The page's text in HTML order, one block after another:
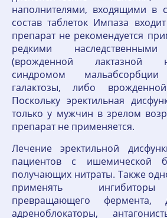
наполнителями, входящими в
состав таблеток Импаза
препарат не рекомендуется
редкими наследственными
(врожденной лактазной
синдромом
галактозы, либо врожденной
Поскольку эректильная
только у мужчин в зрелом
препарат не применяется.
Лечение эректильной
пациентов с ишемической
получающих нитраты. Также
применять ингибиторы
превращающего фермента,
адреноблокаторы,